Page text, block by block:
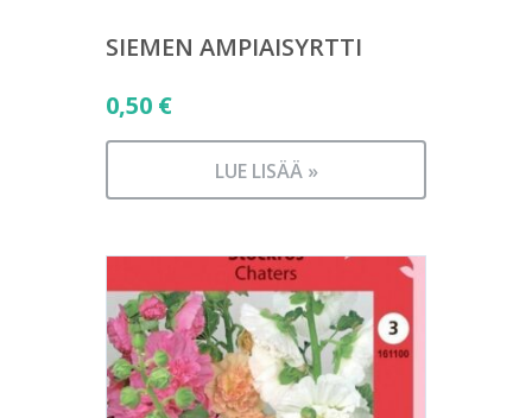
SIEMEN AMPIAISYRTTI
0,50 €
LUE LISÄÄ »